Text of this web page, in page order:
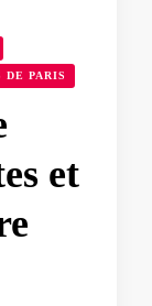
DE PARIS
et